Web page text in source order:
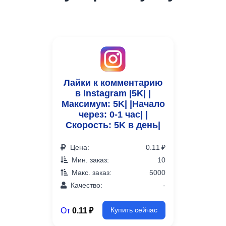
Лайки к комментарию
в Instagram |5K| |
Максимум: 5K| |Начало
через: 0-1 час| |
Скорость: 5K в день|
Цена:
0.11 ₽
Мин. заказ:
10
Макс. заказ:
5000
Качество:
-
От 0.11 ₽ Купить сейчас